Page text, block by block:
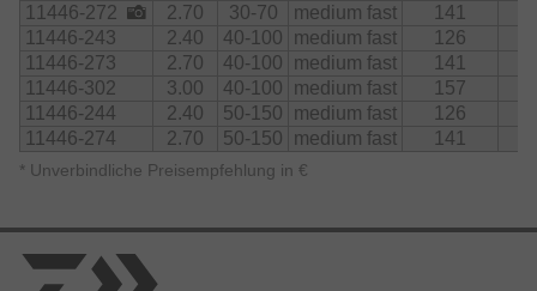
11446-272
2.70 30-70 medium fast 141
11446-243
2.40 40-100 medium fast 126
11446-273
2.70 40-100 medium fast 141
11446-302
3.00 40-100 medium fast 157
11446-244
2.40 50-150 medium fast 126
11446-274
2.70 50-150 medium fast 141
* Unverbindliche Preisempfehlung in €